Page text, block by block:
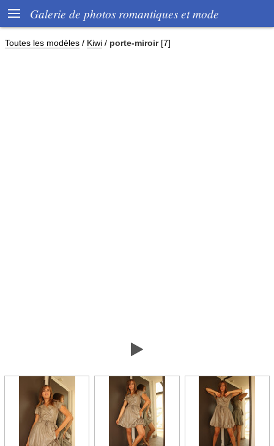
 Galerie de photos romantiques et mode
Toutes les modèles / Kiwi / porte-miroir [7]
